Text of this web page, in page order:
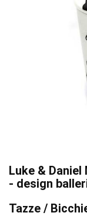
Luke &
- design
Tazze /